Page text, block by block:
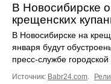
В Новосибирске
крещенских
В Новосибирске на
января будут
пресс-службе городской
Источник: Babr24.com.